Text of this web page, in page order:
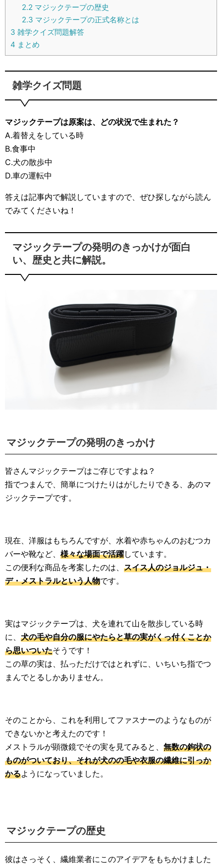
2.2 マジックテープの歴史
2.3 マジックテープの正式名称とは
3 雑学クイズ問題解答
4 まとめ
雑学クイズ問題
マジックテープは原案は、どの状況で生まれた？
A.着替えをしている時
B.食事中
C.犬の散歩中
D.車の運転中
答えは記事内で解説していますので、ぜひ探しながら読ん
でみてくださいね！
マジックテープの発明のきっかけが面白
い、歴史と共に解説。
マジックテープの発明のきっかけ
皆さんマジックテープはご存じですよね？
指でつまんで、簡単につけたりはがしたりできる、あのマ
ジックテープです。
現在、洋服はもちろんですが、水着や赤ちゃんのおむつカ
バーや靴など、 様々な場面で活躍しています。
この便利な商品を考案したのは、 スイス人のジョルジュ・
デ・メストラルという人物です。
実はマジックテープは、犬を連れて山を散歩している時
に、 犬の毛や自分の服にやたらと草の実がくっ付くことか
ら思いついたそうです！
この草の実は、払っただけではとれずに、いちいち指でつ
まんでとるしかありません。
そのことから、これを利用してファスナーのようなものが
できないかと考えたのです！
メストラルが顕微鏡でその実を見てみると、 無数の鉤状の
ものがついており、それが犬のの毛や衣服の繊維に引っか
かるようになっていました。
マジックテープの歴史
彼はさっそく、繊維業者にこのアイデアをもちかけました